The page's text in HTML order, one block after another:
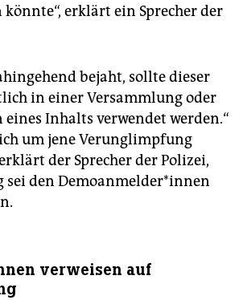
könnte“, erklärt ein Sprecher der
bejaht, sollte dieser
in einer Versammlung oder
Inhalts verwendet werden.“
um jene Verunglimpfung
der Sprecher der Polizei,
sei den Demo­an­mel­de­r*in­nen
verweisen auf